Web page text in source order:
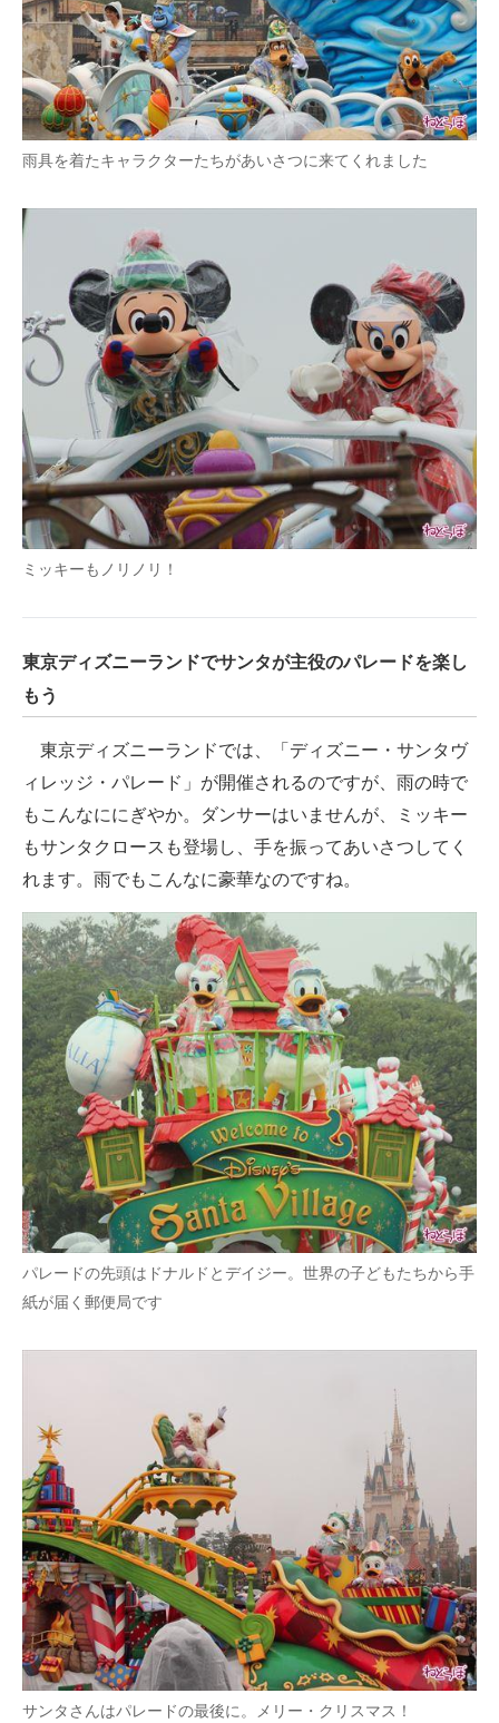
雨具を着たキャラクターたちがあいさつに来てくれました
ミッキーもノリノリ！
東京ディズニーランドでサンタが主役のパレードを楽し
もう
東京ディズニーランドでは、「ディズニー・サンタヴ
ィレッジ・パレード」が開催されるのですが、雨の時で
もこんなににぎやか。ダンサーはいませんが、ミッキー
もサンタクロースも登場し、手を振ってあいさつしてく
れます。雨でもこんなに豪華なのですね。
パレードの先頭はドナルドとデイジー。世界の子どもたちから手
紙が届く郵便局です
サンタさんはパレードの最後に。メリー・クリスマス！